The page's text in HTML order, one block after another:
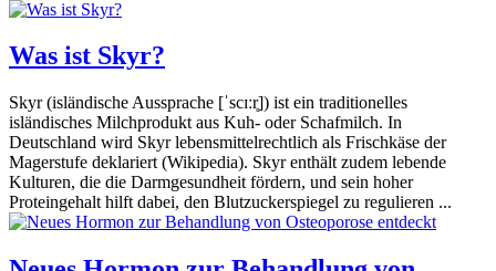
Was ist Skyr?
Skyr (isländische Aussprache [ˈscɪːr̥]) ist ein traditionelles
isländisches Milchprodukt aus Kuh- oder Schafmilch. In
Deutschland wird Skyr lebensmittelrechtlich als Frischkäse der
Magerstufe deklariert (Wikipedia). Skyr enthält zudem lebende
Kulturen, die die Darmgesundheit fördern, und sein hoher
Proteingehalt hilft dabei, den Blutzuckerspiegel zu regulieren ...